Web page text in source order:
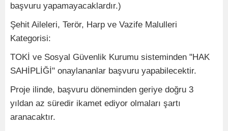
başvuru yapamayacaklardır.)
Şehit Aileleri, Terör, Harp ve Vazife Malulleri
Kategorisi:
TOKİ ve Sosyal Güvenlik Kurumu sisteminden "HAK
SAHİPLİĞİ" onaylananlar başvuru yapabilecektir.
Proje ilinde, başvuru döneminden geriye doğru 3
yıldan az süredir ikamet ediyor olmaları şartı
aranacaktır.